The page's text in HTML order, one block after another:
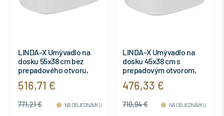
LINDA-X Umývadlo na
dosku 55x38 cm bez
prepadového otvoru,
516,71 €
771,21 € NA OBJEDNÁVKU
LINDA-X Umývadlo na
dosku 45x38 cm s
prepadovým otvorom,
476,33 €
710,94 € NA OBJEDNÁVKU